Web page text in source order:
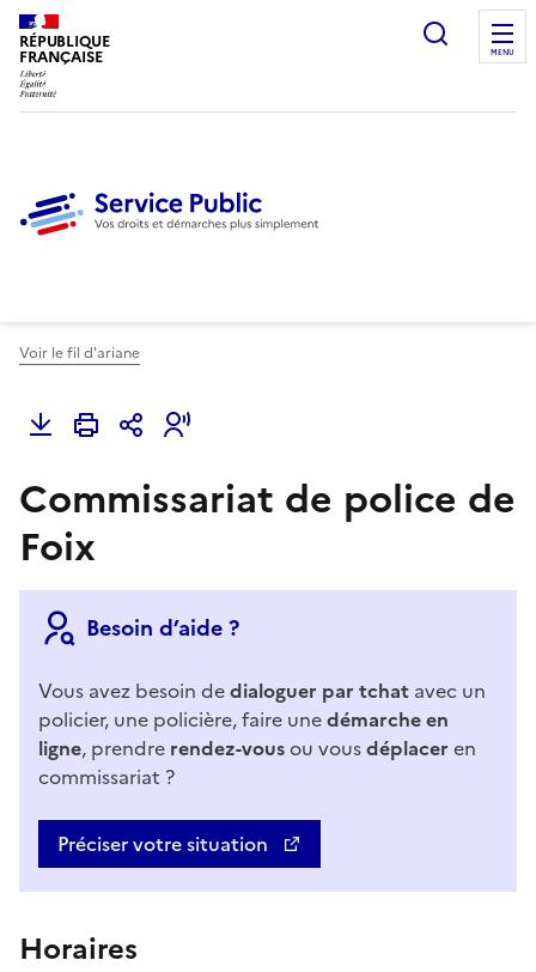
RÉPUBLIQUE
FRANÇAISE
Ouvrir
MENU
Voir le fil d'ariane
Commissariat de police de
Foix
Besoin d’aide ?
Vous avez besoin dedialoguer par tchat avec un
policier, une policière, faire unedémarche en
ligne, prendre rendez-vousou vousdéplacer en
commissariat ?
Préciser votre situation
Horaires